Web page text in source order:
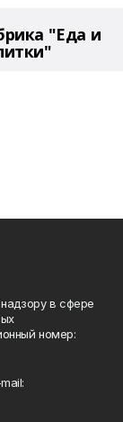
"Еда и
в сфере
номер: